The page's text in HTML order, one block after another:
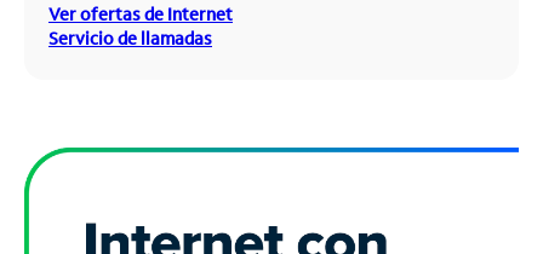
Ver ofertas de Internet
Servicio de llamadas